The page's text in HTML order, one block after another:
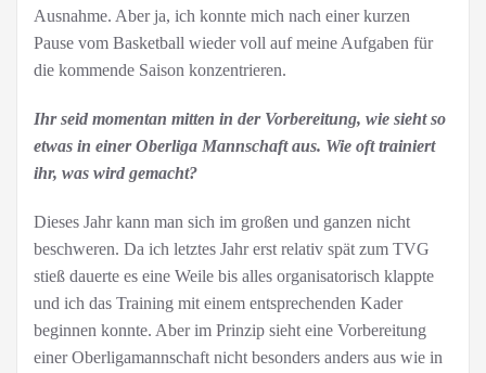
Ausnahme. Aber ja, ich konnte mich nach einer kurzen
Pause vom Basketball wieder voll auf meine Aufgaben für
die kommende Saison konzentrieren.
Ihr seid momentan mitten in der Vorbereitung, wie sieht so
etwas in einer Oberliga Mannschaft aus. Wie oft trainiert
ihr, was wird gemacht?
Dieses Jahr kann man sich im großen und ganzen nicht
beschweren. Da ich letztes Jahr erst relativ spät zum TVG
stieß dauerte es eine Weile bis alles organisatorisch klappte
und ich das Training mit einem entsprechenden Kader
beginnen konnte. Aber im Prinzip sieht eine Vorbereitung
einer Oberligamannschaft nicht besonders anders aus wie in